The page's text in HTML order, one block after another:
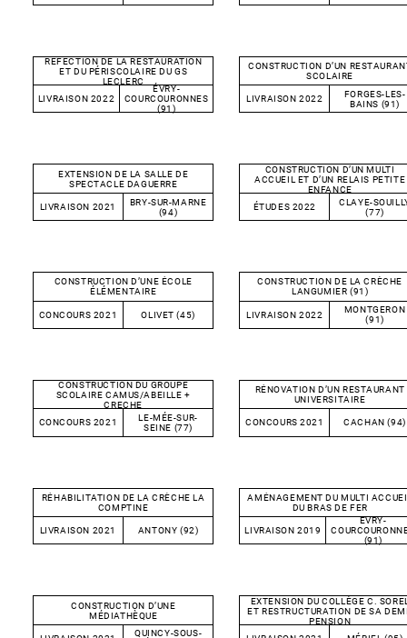
RÉFECTION DE LA RESTAURATION
ET DU PÉRISCOLAIRE DU GS
LECLERC
LIVRAISON 2022
ÉVRY-
COURCOURONNES
(91)
CONSTRUCTION D’UN
SCOLAIRE
LIVRAISON 2022
FORGES-LES-
BAINS (91)
EXTENSION DE LA SALLE DE
SPECTACLE DAGUERRE
LIVRAISON 2021
BRY-SUR-MARNE
(94)
CONSTRUCTION D’UN MULTI
ACCUEIL ET D’UN RELAIS PETITE
ENFANCE
ÉTUDES 2022
CLAYE-
(77)
CONSTRUCTION D’UNE ÉCOLE
ÉLÉMENTAIRE
CONCOURS 2021 OLIVET (45)
CONSTRUCTION DE LA CRÈCHE
LANGUMIER (91)
LIVRAISON 2022
MONTGERON
(91)
CONSTRUCTION DU GROUPE
SCOLAIRE CAMUS/ABEILLE +
CRECHE
CONCOURS 2021
LE-MÉE-SUR-
SEINE (77)
RÉNOVATION D’UN RESTAURANT
UNIVERSITAIRE
CONCOURS 2021 CACHAN (94)
RÉHABILITATION DE LA CRÈCHE LA
COMPTINE
LIVRAISON 2021 ANTONY (92)
AMÉNAGEMENT DU MULTI
DU BRAS DE FER
LIVRAISON 2019
EVRY-
(91)
CONSTRUCTION D’UNE
MÉDIATHÈQUE
QUINCY-SOUS-
EXTENSION DU COLLÈGE C.
ET RESTRUCTURATION DE SA
PENSION